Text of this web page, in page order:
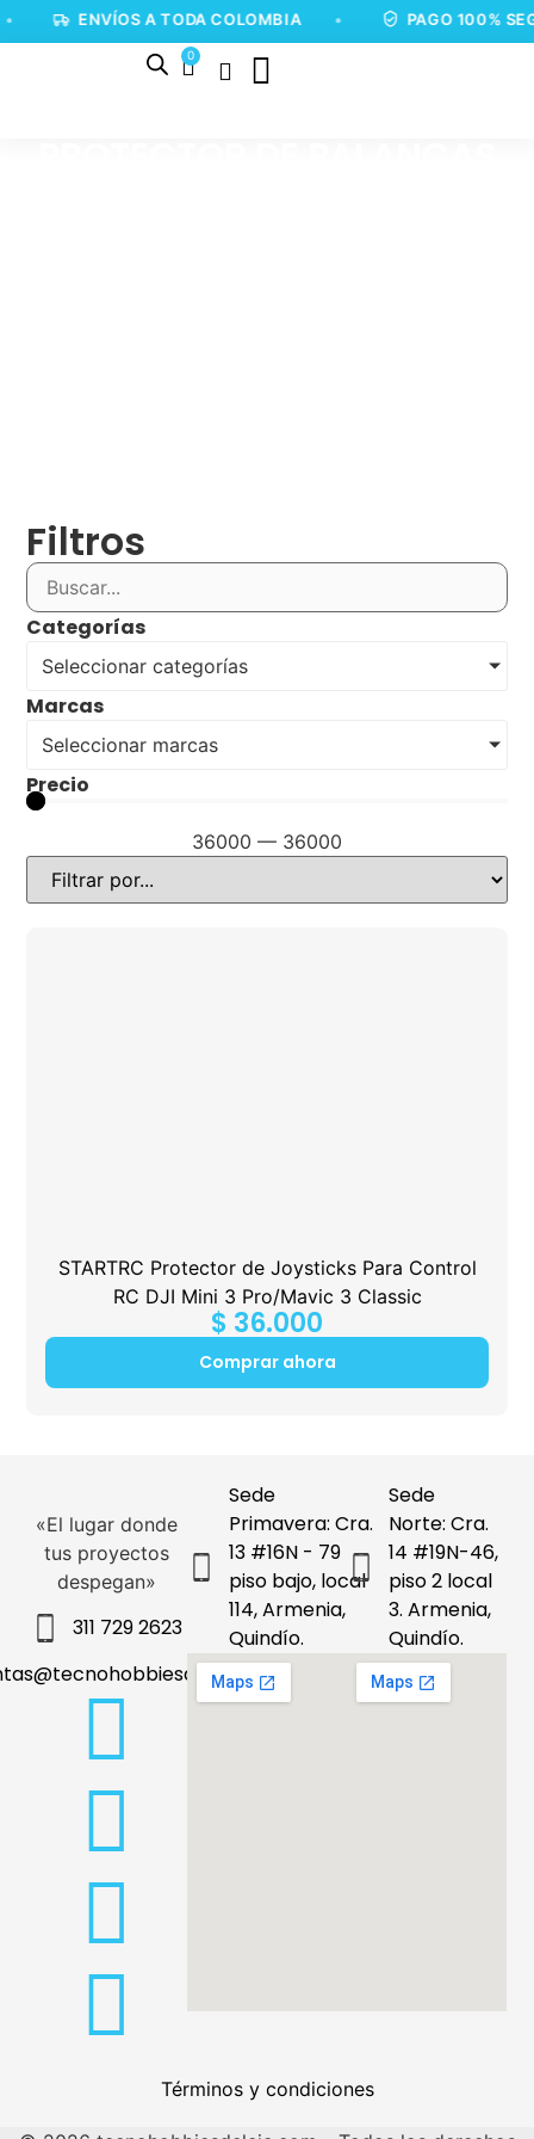
ENVÍOS A TODA COLOMBIA PAGO 100%
0
Filtros
Categorías
Seleccionar categorías
Marcas
Seleccionar marcas
Precio
36000 — 36000
STARTRC Protector de Joysticks Para Control
RC DJI Mini 3 Pro/Mavic 3 Classic
$ 36.000
Comprar ahora
«El lugar donde
tus proyectos
despegan»
311 729 2623
Sede
Primavera: Cra.
13 #16N - 79
piso bajo, local
114, Armenia,
Quindío.
Sede
Norte: Cra.
14 #19N-46,
piso 2 local
3. Armenia,
Quindío.
Términos y condiciones